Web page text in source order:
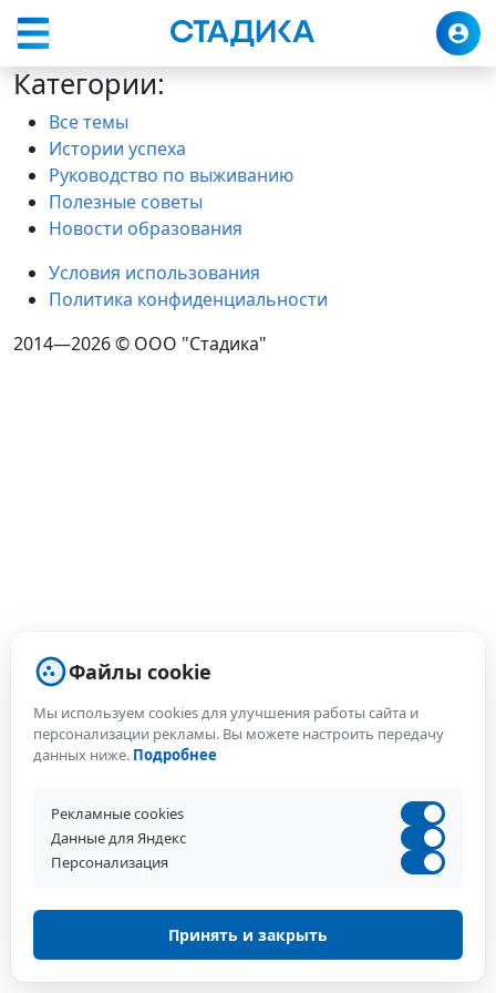
Категории:
Все темы
Истории успеха
Руководство по выживанию
Полезные советы
Новости образования
Файлы cookie
Мы используем cookies для улучшения работы сайта и
персонализации рекламы. Вы можете настроить передачу
данных ниже. Подробнее
Рекламные cookies
Данные для Яндекс
Персонализация
Принять и закрыть
Условия использования
Политика конфиденциальности
2014—2026 © ООО "Стадика"